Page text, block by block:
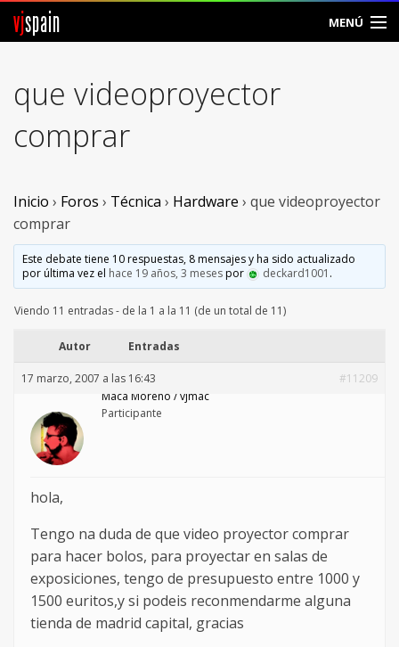
vjspain MENÚ
Foros
Noticias
Vjspain
Ayuda
Contacto
Entrar
que videoproyector
comprar
Inicio › Foros › Técnica › Hardware › que videoproyector
comprar
Este debate tiene 10 respuestas, 8 mensajes y ha sido actualizado
por última vez el hace 19 años, 3 mesespor deckard1001 .
Viendo 11 entradas - de la 1 a la 11 (de un total de 11)
Autor Entradas
17 marzo, 2007 a las 16:43
#11209
Maca Moreno / vjmac
Participante
hola,
Tengo na duda de que video proyector comprar
para hacer bolos, para proyectar en salas de
exposiciones, tengo de presupuesto entre 1000 y
1500 euritos,y si podeis reconmendarme alguna
tienda de madrid capital, gracias